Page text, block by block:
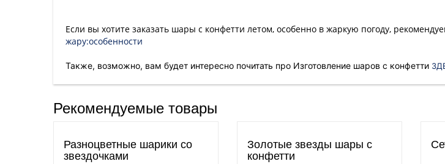
Если вы хотите заказать шары с конфетти летом, особенно в жаркую погоду,
жару:особенности
Также, возможно, вам будет интересно почитать про Изготовление шаров с конфетти
Рекомендуемые товары
Разноцветные шарики со
звездочками
Золотые звезды шары с
конфетти